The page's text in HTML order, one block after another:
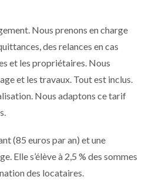
Nous prenons en charge
des relances en cas
et les propriétaires. Nous
et les travaux. Tout est inclus.
Nous adaptons ce tarif
(85 euros par an) et une
Elle s’élève à 2,5 % des sommes
des locataires.